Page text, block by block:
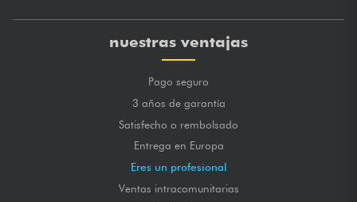
nuestras ventajas
Pago seguro
3 años de garantía
Satisfecho o rembolsado
Entrega en Europa
Eres un profesional
Ventas intracomunitarias